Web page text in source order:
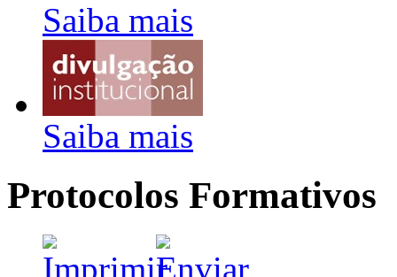
Saiba mais
Saiba mais
Protocolos Formativos